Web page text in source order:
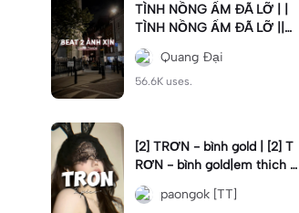
TÌNH NỒNG ẤM ĐÃ LỠ | |
TÌNH NỒNG ẤM ĐÃ LỠ ||C
mt “999” rủi ro qua đi #xhu
ong📌 #trinhdai #vonglap
Quang Đại
56.6K uses.
[2] TRƠN - bình gold | [2] T
RƠN - bình gold|em thich c
hoi do#dttt#tron#binhgold
#2anhnhennhang#fyp
paongok [TT]